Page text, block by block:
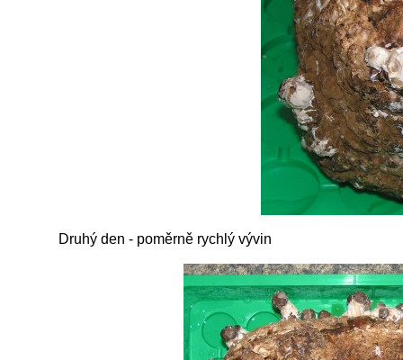
Druhý den - poměrně rychlý vývin